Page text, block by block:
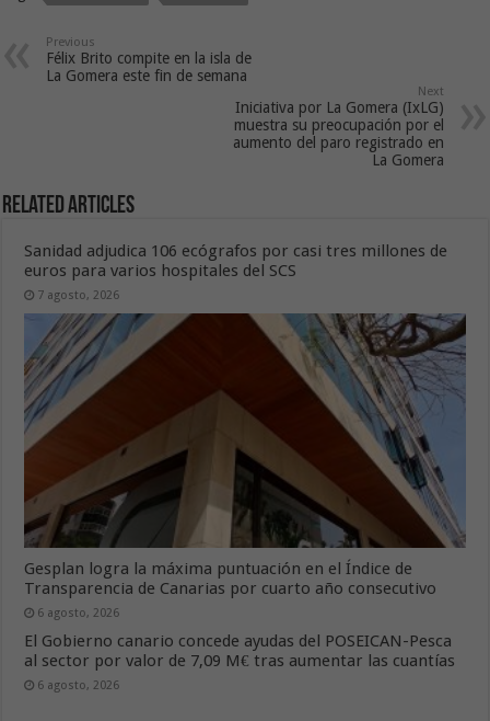
Previous
Félix Brito compite en la isla de
La Gomera este fin de semana
Next
Iniciativa por La Gomera (IxLG)
muestra su preocupación por el
aumento del paro registrado en
La Gomera
Related Articles
Sanidad adjudica 106 ecógrafos por casi tres millones de
euros para varios hospitales del SCS
7 agosto, 2026
Gesplan logra la máxima puntuación en el Índice de
Transparencia de Canarias por cuarto año consecutivo
6 agosto, 2026
El Gobierno canario concede ayudas del POSEICAN-Pesca
al sector por valor de 7,09 M€ tras aumentar las cuantías
6 agosto, 2026